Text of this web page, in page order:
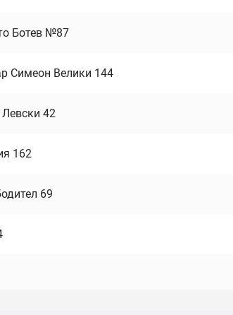
Ботев №87
Симеон Велики 144
42
162
69